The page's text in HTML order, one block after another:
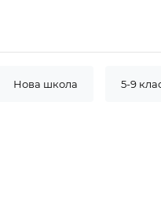
Нова школа 5-9